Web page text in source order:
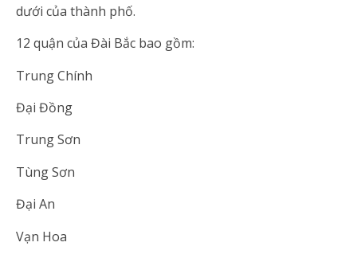
dưới của thành phố.
12 quận của Đài Bắc bao gồm:
Trung Chính
Đại Đồng
Trung Sơn
Tùng Sơn
Đại An
Vạn Hoa